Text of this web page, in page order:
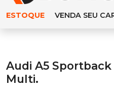
ESTOQUE VENDA SEU
Audi A5 Sportback
Multi.